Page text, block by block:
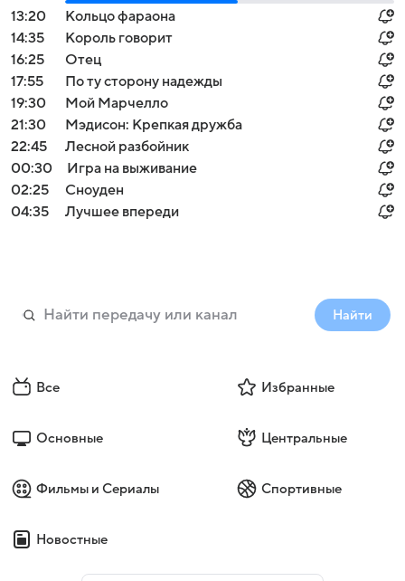
13:20
Кольцо фараона
14:35
Король говорит
16:25
Отец
17:55
По ту сторону надежды
19:30
Мой Марчелло
21:30
Мэдисон: Крепкая дружба
22:45
Лесной разбойник
00:30
Игра на выживание
02:25
Сноуден
04:35
Лучшее впереди
Найти
Все Избранные
Основные Центральные
Фильмы и Сериалы Спортивные
Новостные